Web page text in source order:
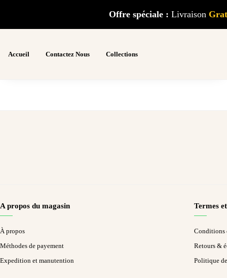
Offre spéciale : Livraison G
Accueil Contactez Nous Collections
A propos du magasin
À propos
Méthodes de payement
Expedition et manutention
Termes
Conditions
Retours &
Politique